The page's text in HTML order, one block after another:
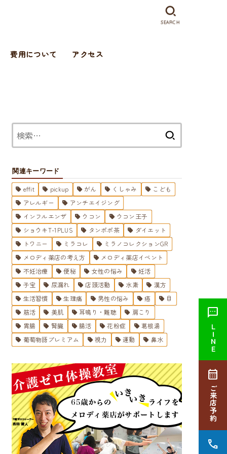
費用について アクセス
SEARCH
sms
ＬＩＮＥ
calendar_month
ご来店予約
call
関連キーワード
effit pickup がん くしゃみ
こども
アレルギー
アンチエイジング
インフルエンザ
ウコン
ウコン王子
ショウキT-1PLUS
タンポポ茶
ダイエット
トワニー
ミラコレ
ミラノコレクションGR
メロディ薬店の考え方
メロディ薬店イベント
不妊治療
便秘 女性の悩み
妊活
子宝
尿漏れ 店頭活動 水素
漢方
生活習慣
生理痛 男性の悩み 癌
目
筋活
美肌 耳鳴り・難聴
肩こり
胃腸
腎臓 腸活 花粉症
葛根湯
葡萄物語プレミアム
視力 運動 鼻水